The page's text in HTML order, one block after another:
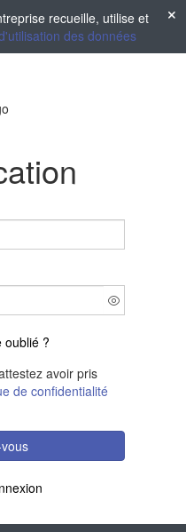
recueille, utilise et
des données
oublié ?
avoir pris
de confidentialité